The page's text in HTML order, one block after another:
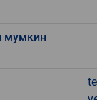
мумкин